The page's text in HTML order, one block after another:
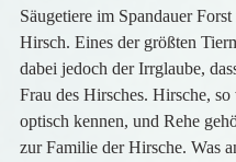
Säugetiere im Spandauer
Hirsch. Eines der größten
dabei jedoch der Irrglaube,
Frau des Hirsches. Hirsche,
optisch kennen, und Rehe
zur Familie der Hirsche. Was